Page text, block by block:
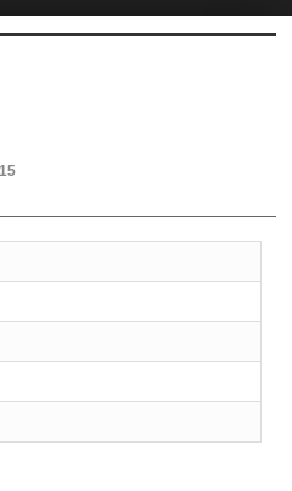
치북5
케치북5